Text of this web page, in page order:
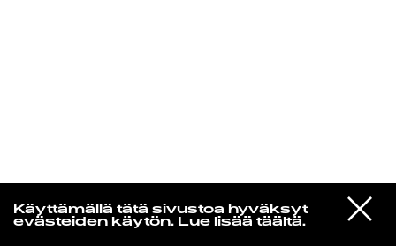
Käyttämällä tätä sivustoa hyväksyt
evästeiden käytön. Lue lisää täältä.
VIESTI
STUDIOON
Hulda Huima
Siivet tuleen